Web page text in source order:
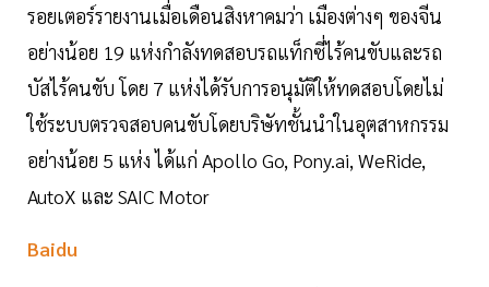
รอยเตอร์รายงานเมื่อเดือนสิงหาคมว่า เมืองต่างๆ ของจีน
อย่างน้อย 19 แห่งกำลังทดสอบรถแท็กซี่ไร้คนขับและรถ
บัสไร้คนขับ โดย 7 แห่งได้รับการอนุมัติให้ทดสอบโดยไม่
ใช้ระบบตรวจสอบคนขับโดยบริษัทชั้นนำในอุตสาหกรรม
อย่างน้อย 5 แห่ง ได้แก่ Apollo Go, Pony.ai, WeRide,
AutoX และ SAIC Motor
Baidu